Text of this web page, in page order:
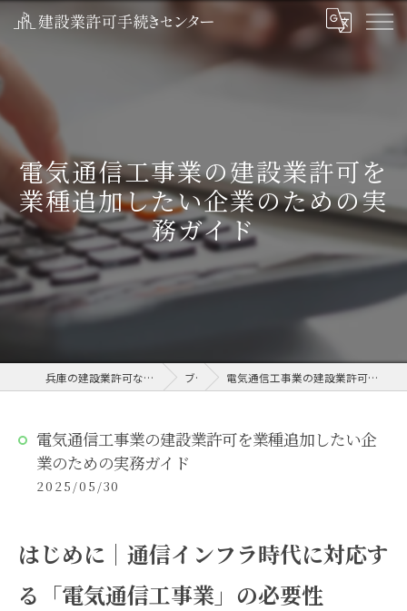
電気通信工事業の建設業許可を
業種追加したい企業のための実
務ガイド
兵庫の建設業許可なら建設業許可手続きセンター ブログ 電気通信工事業の建設業許可を業種追加したい企業のための実務ガイド
電気通信工事業の建設業許可を業種追加したい企
業のための実務ガイド
2025/05/30
はじめに｜通信インフラ時代に対応す
る「電気通信工事業」の必要性